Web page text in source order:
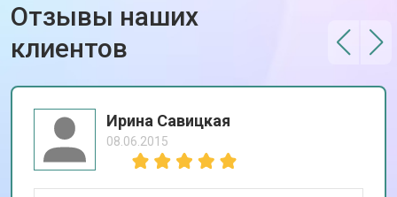
Отзывы наших
клиентов
Ирина Савицкая
08.06.2015